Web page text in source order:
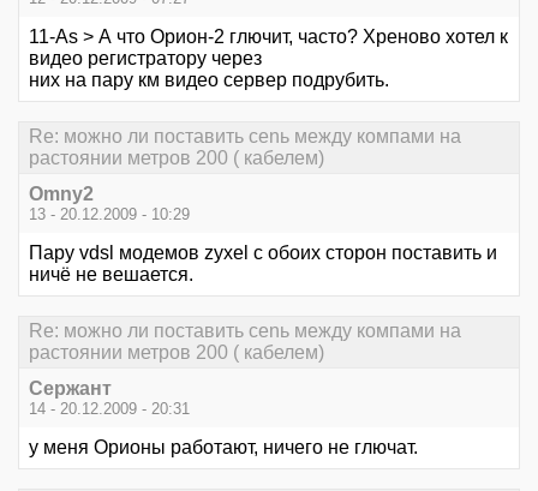
11-As > А что Орион-2 глючит, часто? Хреново хотел к
видео регистратору через
них на пару км видео сервер подрубить.
Re: можно ли поставить сеnь между компами на
растоянии метров 200 ( кабелем)
Omny2
13 - 20.12.2009 - 10:29
Пару vdsl модемов zyxel с обоих сторон поставить и
ничё не вешается.
Re: можно ли поставить сеnь между компами на
растоянии метров 200 ( кабелем)
Сержант
14 - 20.12.2009 - 20:31
у меня Орионы работают, ничего не глючат.